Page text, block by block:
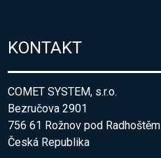
KONTAKT
COMET SYSTEM, s.r.o.
Bezručova 2901
756 61 Rožnov pod Radhoštěm
Česká Republika